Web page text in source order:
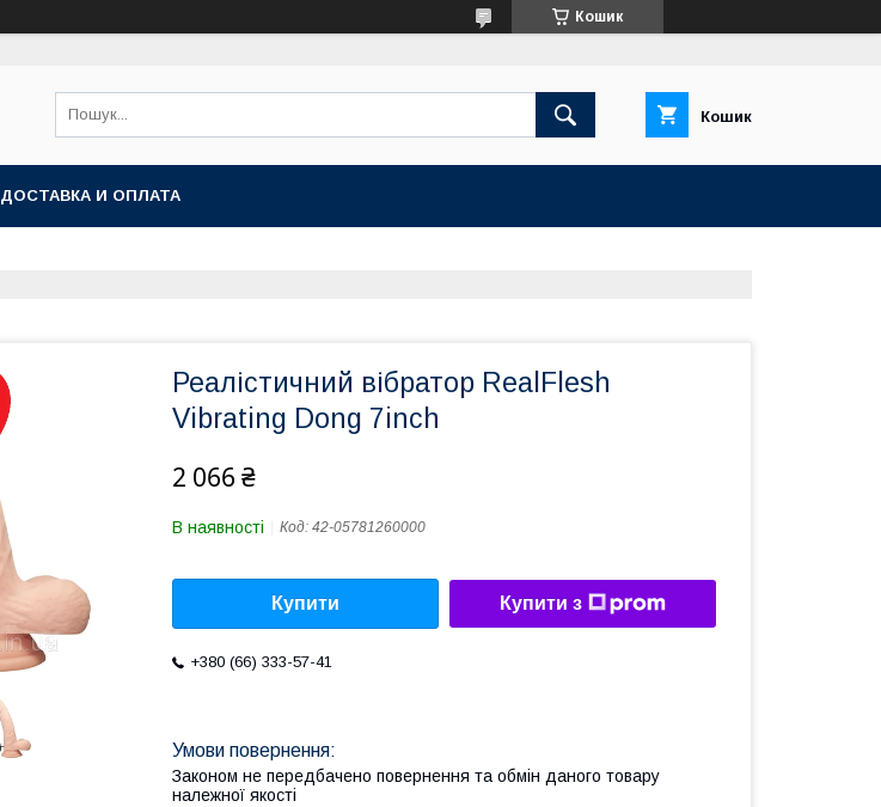
Кошик
Кошик
ДОСТАВКА И ОПЛАТА
Реалістичний вібратор RealFlesh
Vibrating Dong 7inch
2 066 ₴
В наявності Код: 42-05781260000
Купити Купити з
+380 (66) 333-57-41
Законом не передбачено повернення та обмін даного товару
належної якості